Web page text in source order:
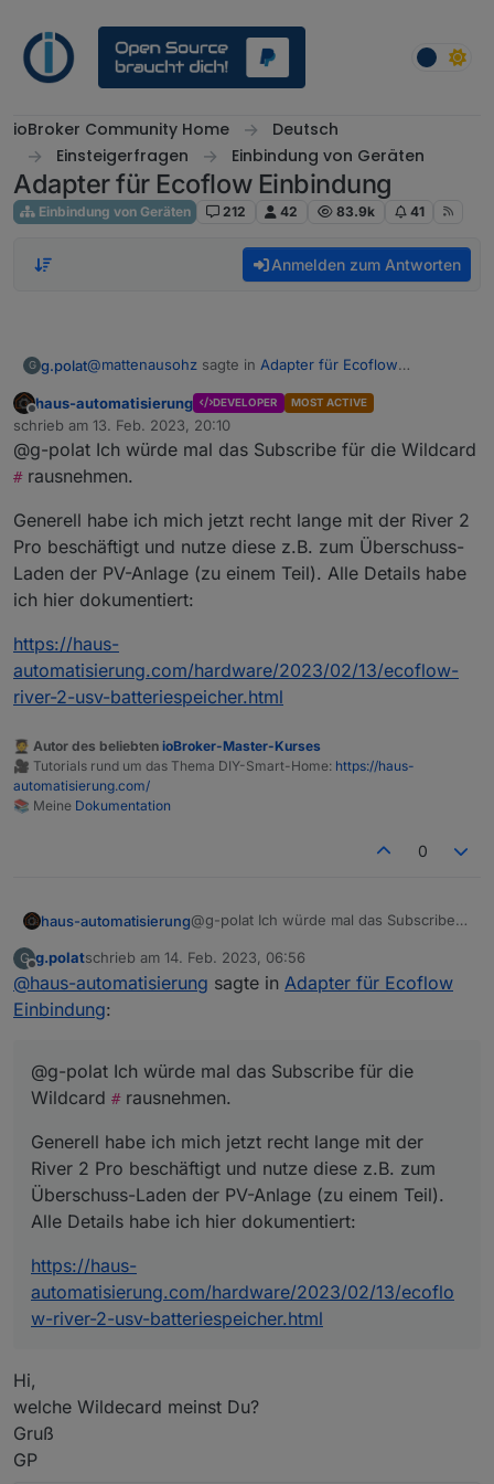
ioBroker Community Home
Deutsch
Einsteigerfragen
Einbindung von Geräten
Adapter für Ecoflow Einbindung
Einbindung von Geräten 212 42 83.9k 41
Anmelden zum Antworten
G g.polat@mattenausohz sagte in Adapter für Ecoflow
Hallo! Ich bekomme neuerdings folgendes, ca. 10
Sekunden nach dem "subscribe" der Topics:
Disconnected from
Log:
mqtt.1
2023-02-06 11:08:59.891 info Disconnected from
mqtt.ecoflow.com
mqtt.1
2023-02-06 11:08:49.506 info All states published
mqtt.1
"/app/15707484745384XXXXX/R331ZEB4ZE8XXXX
X/thing/property/get"
mqtt.1
"/app/15707484745384XXXXX/R331ZEB4ZE8XXXX
2023-02-06 11:08:49.493 info Subscribe on
mqtt.1
2023-02-06 11:08:49.492 info Subscribe on "#"
2023-02-06 11:08:49.491 info Connected to
mqtt.ecoflow.com
2023-02-06 11:08:49.038 info Reconnected to
mqtt.ecoflow.com
mqtt.1
2023-02-06 11:08:39.038 info Disconnected from
mqtt.1
2023-02-06 11:08:28.608 info All states published
thing/property/get"
Problem hier :-(
Offline
haus-automatisierung DEVELOPER MOST ACTIVE
schrieb am 13. Feb. 2023, 20:10
zuletzt editiert von
@g-polat Ich würde mal das Subscribe für die Wildcard
#rausnehmen.
Generell habe ich mich jetzt recht lange mit der River 2
Pro beschäftigt und nutze diese z.B. zum Überschuss-
Laden der PV-Anlage (zu einem Teil). Alle Details habe
ich hier dokumentiert:
https://haus-
automatisierung.com/hardware/2023/02/13/ecoflow-
river-2-usv-batteriespeicher.html
🧑‍🎓 Autor des beliebten ioBroker-Master-Kurses
🎥 Tutorials rund um das Thema DIY-Smart-Home: https://haus-
automatisierung.com/
📚 Meine Dokumentation
0
haus-automatisierung@g-polat Ich würde mal das Subscribe
Generell habe ich mich jetzt recht lange
mit der River 2 Pro beschäftigt und
batteriespeicher.html
G
Offline
g.polatschrieb am 14. Feb. 2023, 06:56
zuletzt editiert von
@haus-automatisierung sagte in Adapter für Ecoflow
Einbindung:
@g-polat Ich würde mal das Subscribe für die
Wildcard #rausnehmen.
Generell habe ich mich jetzt recht lange mit der
River 2 Pro beschäftigt und nutze diese z.B. zum
Überschuss-Laden der PV-Anlage (zu einem Teil).
Alle Details habe ich hier dokumentiert:
https://haus-
automatisierung.com/hardware/2023/02/13/ecoflo
w-river-2-usv-batteriespeicher.html
Hi,
welche Wildecard meinst Du?
Gruß
GP